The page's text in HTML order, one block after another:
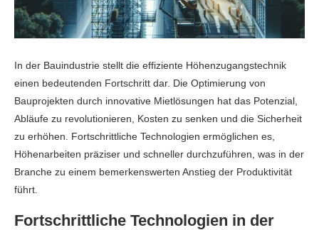
In der Bauindustrie stellt die effiziente Höhenzugangstechnik
einen bedeutenden Fortschritt dar. Die Optimierung von
Bauprojekten durch innovative Mietlösungen hat das Potenzial,
Abläufe zu revolutionieren, Kosten zu senken und die Sicherheit
zu erhöhen. Fortschrittliche Technologien ermöglichen es,
Höhenarbeiten präziser und schneller durchzuführen, was in der
Branche zu einem bemerkenswerten Anstieg der Produktivität
führt.
Fortschrittliche Technologien in der